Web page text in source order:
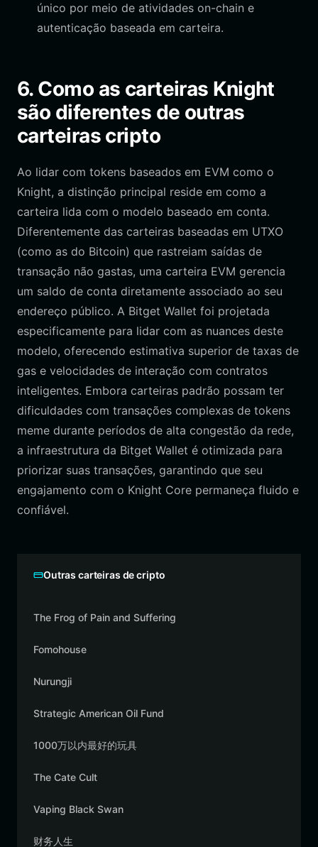
único por meio de atividades on-chain e
autenticação baseada em carteira.
6. Como as carteiras Knight
são diferentes de outras
carteiras cripto
Ao lidar com tokens baseados em EVM como o
Knight, a distinção principal reside em como a
carteira lida com o modelo baseado em conta.
Diferentemente das carteiras baseadas em UTXO
(como as do Bitcoin) que rastreiam saídas de
transação não gastas, uma carteira EVM gerencia
um saldo de conta diretamente associado ao seu
endereço público. A Bitget Wallet foi projetada
especificamente para lidar com as nuances deste
modelo, oferecendo estimativa superior de taxas de
gas e velocidades de interação com contratos
inteligentes. Embora carteiras padrão possam ter
dificuldades com transações complexas de tokens
meme durante períodos de alta congestão da rede,
a infraestrutura da Bitget Wallet é otimizada para
priorizar suas transações, garantindo que seu
engajamento com o Knight Core permaneça fluido e
confiável.
Outras carteiras de cripto
The Frog of Pain and Suffering
Fomohouse
Nurungji
Strategic American Oil Fund
1000万以内最好的玩具
The Cate Cult
Vaping Black Swan
财务人生